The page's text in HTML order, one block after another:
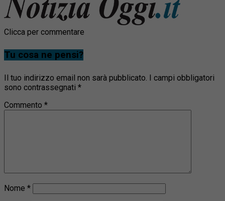
Clicca per commentare
Tu cosa ne pensi?
Il tuo indirizzo email non sarà pubblicato.
I campi obbligatori
sono contrassegnati *
Commento *
Nome *